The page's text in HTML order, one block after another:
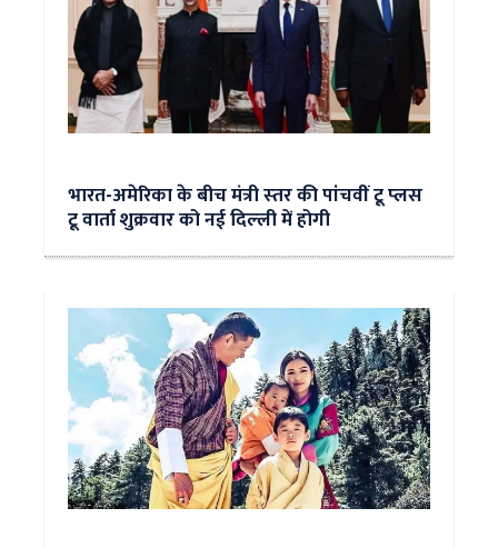
भारत-अमेरिका के बीच मंत्री स्‍तर की पांचवीं टू प्‍लस
टू वार्ता शुक्रवार को नई दिल्‍ली में होगी